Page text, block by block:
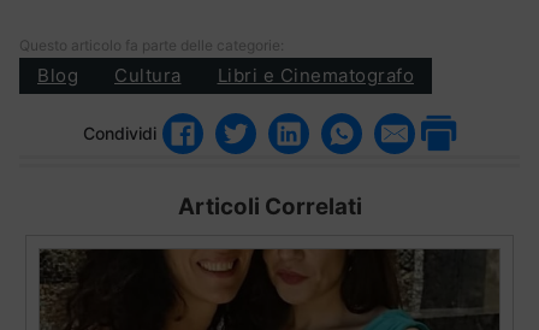
Questo articolo fa parte delle categorie:
Blog Cultura Libri e Cinematografo
Condividi
Articoli Correlati